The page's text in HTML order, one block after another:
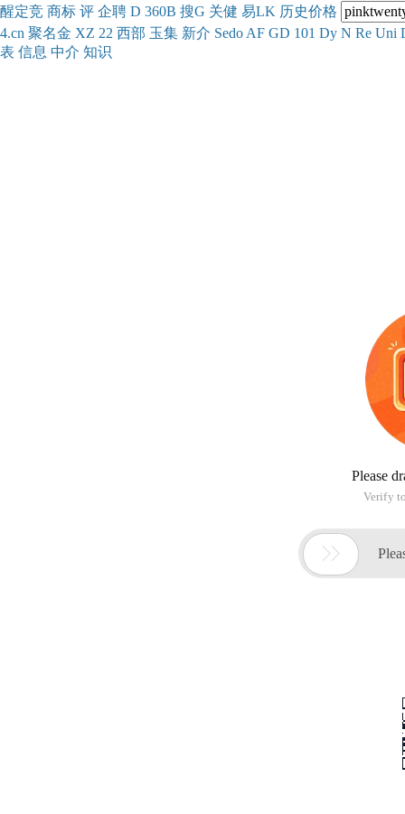
醒定竞 商标 评 企聘 D 360B 搜G 关健 易LK 历史价格
4.cn 聚名金 XZ 22 西部 玉集 新介 Sedo AF GD 101 Dy N Re Uni
表 信息 中介 知识